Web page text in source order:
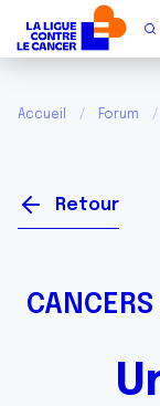
Accueil Forum
Retour